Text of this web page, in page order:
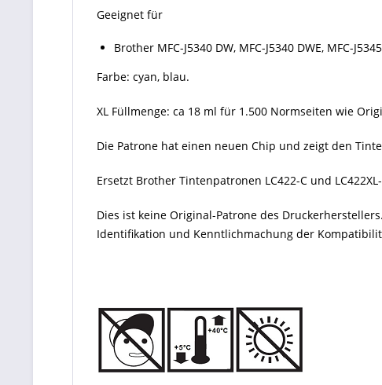
Geeignet für
Brother MFC-J5340 DW, MFC-J5340 DWE, MFC-
Farbe: cyan, blau.
XL Füllmenge: ca 18 ml für 1.500 Normseiten wie
Die Patrone hat einen neuen Chip und zeigt den
Ersetzt Brother Tintenpatronen LC422-C und
Dies ist keine Original-Patrone des
Identifikation und Kenntlichmachung der